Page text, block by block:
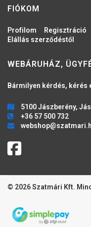
FIÓKOM
Profilom Regisztráció
Elállás szerződéstől
WEBÁRUHÁZ,
Bármilyen kérdés, kérés
5100 Jászberény,
+36 57 500 732
© 2026 Szatmári Kft.